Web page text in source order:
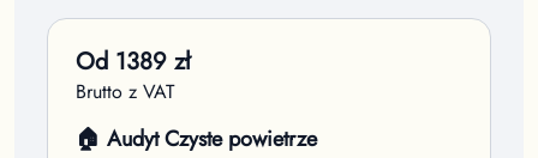
Od 1389 zł
Brutto z VAT
🏠 Audyt Czyste powietrze